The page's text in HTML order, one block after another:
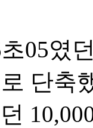
05였
단축